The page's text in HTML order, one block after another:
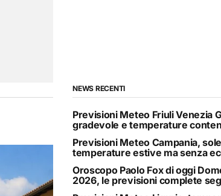
NEWS RECENTI
Previsioni Meteo Friuli Venezia
gradevole e temperature
Previsioni Meteo Campania,
temperature estive ma senza
Oroscopo Paolo Fox di oggi
2026, le previsioni complete